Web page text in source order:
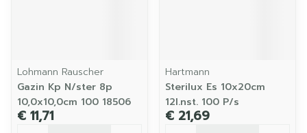
Lohmann Rauscher
Gazin Kp N/ster 8p
10,0x10,0cm 100 18506
€ 11,71
Hartmann
Sterilux Es 10x20cm
12l.nst. 100 P/s
€ 21,69